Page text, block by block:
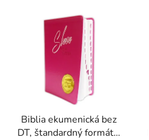
Biblia ekumenická bez
DT, štandardný formát s